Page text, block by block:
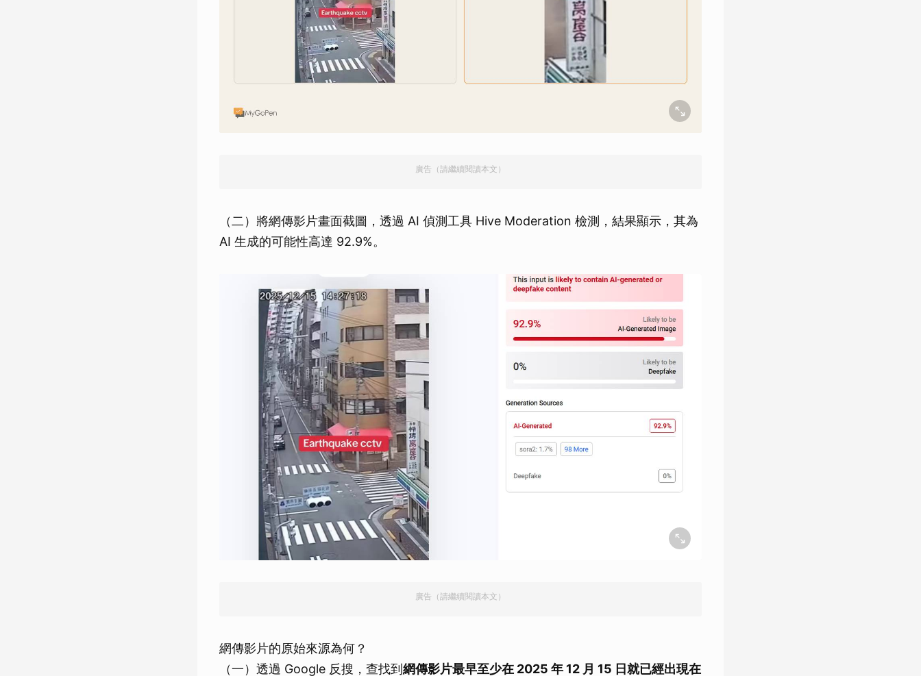
廣告（請繼續閱讀本文）
（二）將網傳影片畫面截圖，透過 AI 偵測工具 Hive Moderation 檢測，結果顯示，其為
AI 生成的可能性高達 92.9%。
廣告（請繼續閱讀本文）
網傳影片的原始來源為何？
（一）透過 Google 反搜，查找到網傳影片最早至少在 2025 年 12 月 15 日就已經出現在